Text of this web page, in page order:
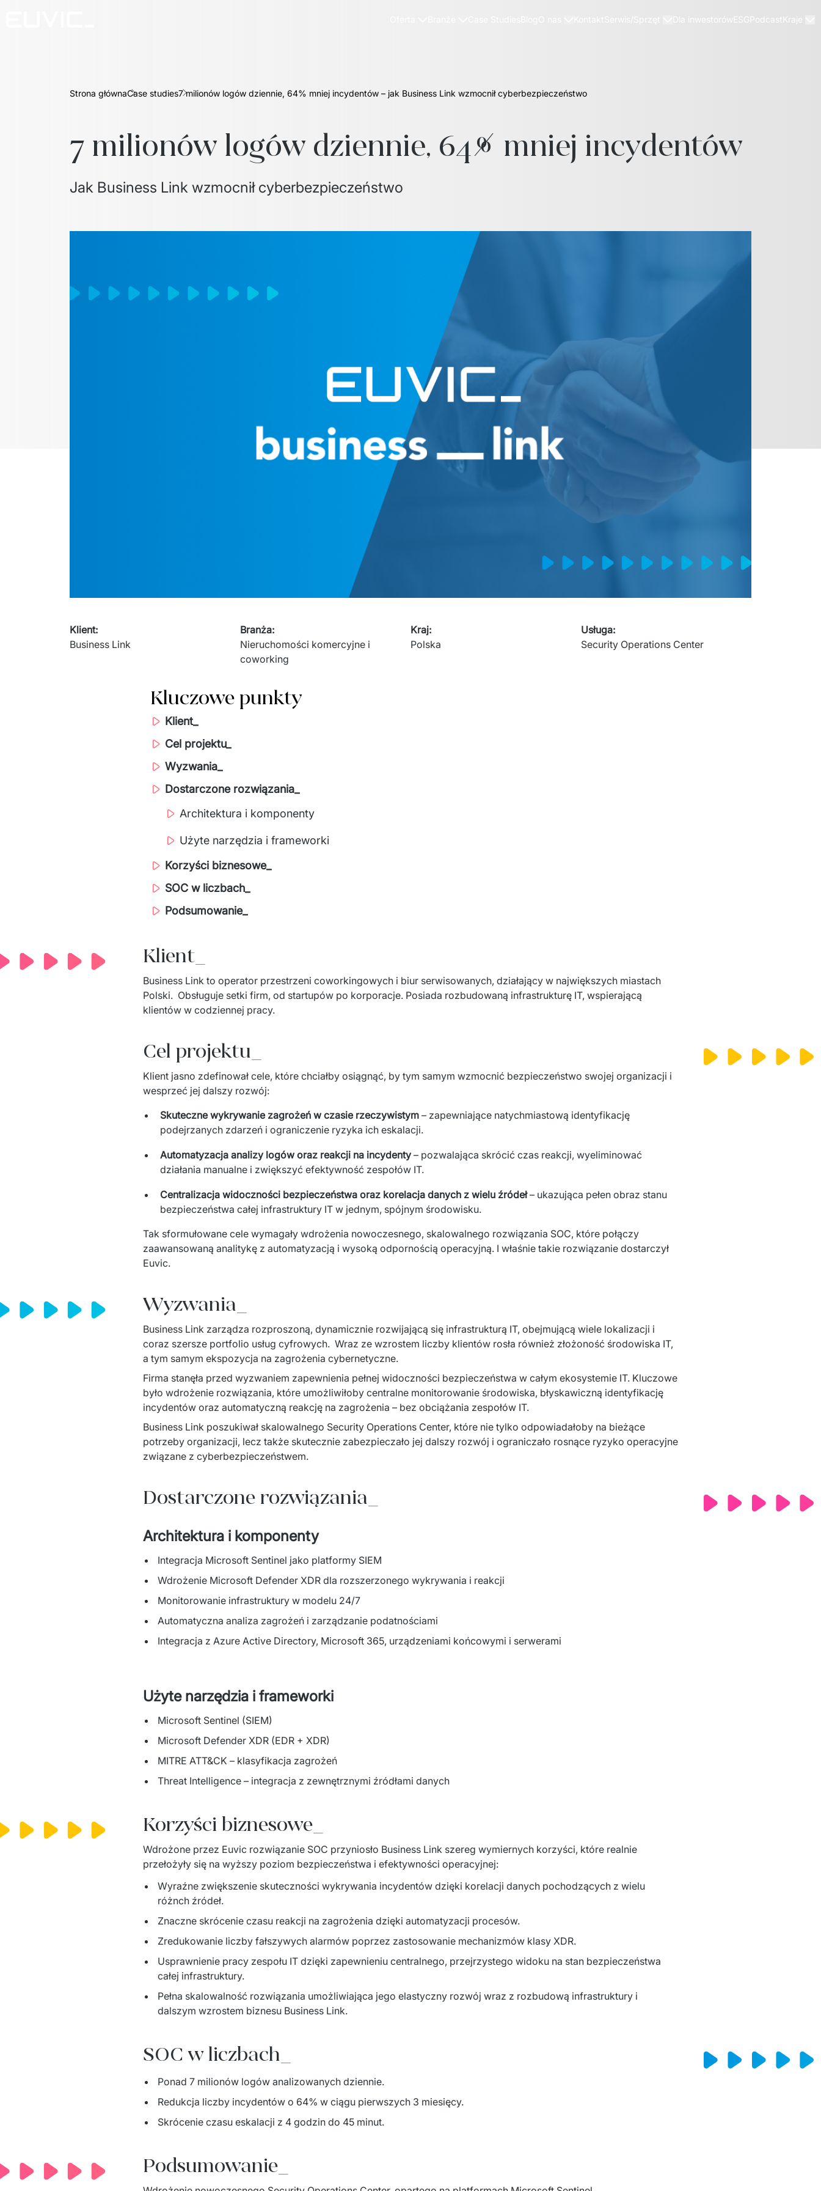
Dla inwestorówESGPodcast Kraje
Strona głównaCase studies7 milionów logów dziennie, 64% mniej incydentów – jak Business Link wzmocnił cyberbezpieczeństwo
7 milionów logów dziennie, 64% mniej incydentów
Jak Business Link wzmocnił cyberbezpieczeństwo
Klient:
Business Link
Branża:
Nieruchomości komercyjne i
coworking
Kraj:
Polska
Usługa:
Security Operations Center
Kluczowe punkty
Klient_
Cel projektu_
Wyzwania_
Dostarczone rozwiązania_
Architektura i komponenty
Użyte narzędzia i frameworki
Korzyści biznesowe_
SOC w liczbach_
Podsumowanie_
Klient_
Business Link to operator przestrzeni coworkingowych i biur serwisowanych, działający w największych miastach
Polski. Obsługuje setki firm, od startupów po korporacje. Posiada rozbudowaną infrastrukturę IT, wspierającą
klientów w codziennej pracy.
Cel projektu_
Klient jasno zdefinował cele, które chciałby osiągnąć, by tym samym wzmocnić bezpieczeństwo swojej organizacji i
wesprzeć jej dalszy rozwój:
Skuteczne wykrywanie zagrożeń w czasie rzeczywistym – zapewniające natychmiastową identyfikację
podejrzanych zdarzeń i ograniczenie ryzyka ich eskalacji.
Automatyzacja analizy logów oraz reakcji na incydenty – pozwalająca skrócić czas reakcji, wyeliminować
działania manualne i zwiększyć efektywność zespołów IT.
Centralizacja widoczności bezpieczeństwa oraz korelacja danych ​ z wielu źródeł – ukazująca pełen obraz stanu
bezpieczeństwa całej infrastruktury IT w jednym, spójnym środowisku.
Tak sformułowane cele wymagały wdrożenia nowoczesnego, skalowalnego rozwiązania SOC, które połączy
zaawansowaną analitykę z automatyzacją
Euvic.
Wyzwania_
Business Link zarządza rozproszoną, dynamicznie rozwijającą się infrastrukturą IT, obejmującą wiele lokalizacji i
coraz szersze portfolio usług cyfrowych. ​ Wraz ze wzrostem liczby klientów rosła również złożoność środowiska IT, ​
a tym samym ekspozycja na zagrożenia cybernetyczne. ​
Firma stanęła przed wyzwaniem zapewnienia pełnej widoczności bezpieczeństwa w całym ekosystemie IT. Kluczowe
było wdrożenie rozwiązania, które umożliwiłoby centralne monitorowanie środowiska, błyskawiczną identyfikację
incydentów oraz automatyczną reakcję na zagrożenia – bez obciążania zespołów IT. ​
Business Link poszukiwał skalowalnego Security Operations Center, które nie tylko odpowiadałoby na bieżące
potrzeby organizacji, lecz także skutecznie zabezpieczało jej dalszy rozwój i ograniczało rosnące ryzyko operacyjne
związane z cyberbezpieczeństwem. ​
Dostarczone rozwiązania_
Architektura i komponenty
Integracja Microsoft Sentinel jako platformy SIEM ​
Wdrożenie Microsoft Defender XDR dla rozszerzonego wykrywania i reakcji ​
Monitorowanie infrastruktury w modelu 24/7 ​
Automatyczna analiza zagrożeń i zarządzanie podatnościami ​
Integracja z Azure Active Directory, Microsoft 365, urządzeniami końcowymi i serwerami ​
Użyte narzędzia i frameworki
Microsoft Sentinel (SIEM) ​
Microsoft Defender XDR (EDR + XDR) ​
MITRE ATT&CK – klasyfikacja zagrożeń ​
Threat Intelligence – integracja z zewnętrznymi źródłami danych ​
Korzyści biznesowe_
Wdrożone przez Euvic rozwiązanie SOC przyniosło Business Link szereg wymiernych korzyści, które realnie
przełożyły się na wyższy poziom bezpieczeństwa i efektywności operacyjnej: ​
Wyraźne zwiększenie skuteczności wykrywania incydentów dzięki korelacji danych pochodzących z wielu
różnch źródeł.
Znaczne skrócenie czasu reakcji na zagrożenia dzięki ​automatyzacji procesów. ​
Zredukowanie liczby fałszywych alarmów poprzez zastosowanie mechanizmów klasy XDR. ​
Usprawnienie pracy zespołu IT dzięki zapewnieniu centralnego, przejrzystego widoku na stan bezpieczeństwa
całej infrastruktury.
Pełna skalowalność rozwiązania umożliwiająca jego elastyczny rozwój wraz z rozbudową infrastruktury i
dalszym wzrostem biznesu ​Business Link. ​
SOC w liczbach_
Ponad 7 milionów logów analizowanych dziennie. ​
Redukcja liczby incydentów o 64% w ciągu pierwszych 3 miesięcy. ​
Skrócenie czasu eskalacji z 4 godzin do 45 minut. ​
Podsumowanie_